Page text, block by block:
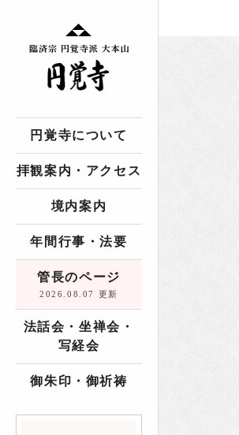
円覚寺について
拝観案内・アクセス
境内案内
年間行事・法要
管長のページ
2026.08.07 更新
法話会・坐禅会・
写経会
御朱印・御祈祷